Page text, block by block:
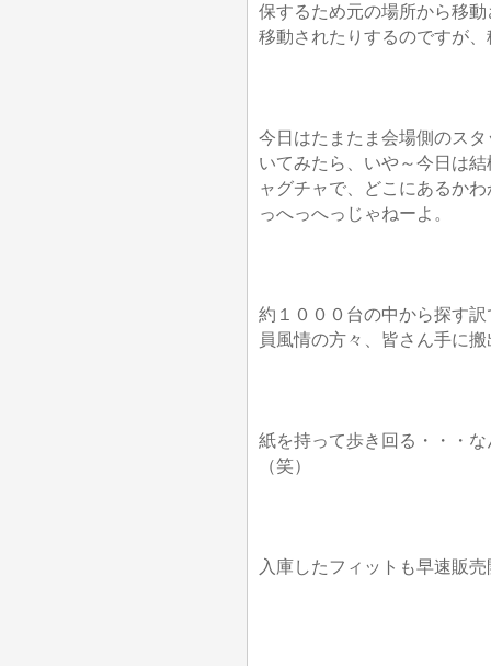
保するため元の場所から移
移動されたりするのですが
今日はたまたま会場側のス
いてみたら、いや～今日は
ャグチャで、どこにあるか
っへっへっじゃねーよ。
約１０００台の中から探す
員風情の方々、皆さん手に
紙を持って歩き回る・・・
（笑）
入庫したフィットも早速販